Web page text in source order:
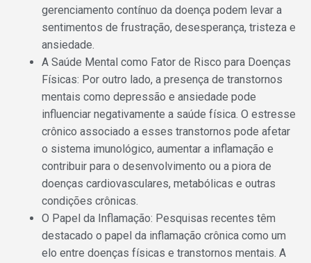
gerenciamento contínuo da doença podem levar a
sentimentos de frustração, desesperança, tristeza e
ansiedade.
A Saúde Mental como Fator de Risco para Doenças
Físicas: Por outro lado, a presença de transtornos
mentais como depressão e ansiedade pode
influenciar negativamente a saúde física. O estresse
crônico associado a esses transtornos pode afetar
o sistema imunológico, aumentar a inflamação e
contribuir para o desenvolvimento ou a piora de
doenças cardiovasculares, metabólicas e outras
condições crônicas.
O Papel da Inflamação: Pesquisas recentes têm
destacado o papel da inflamação crônica como um
elo entre doenças físicas e transtornos mentais. A